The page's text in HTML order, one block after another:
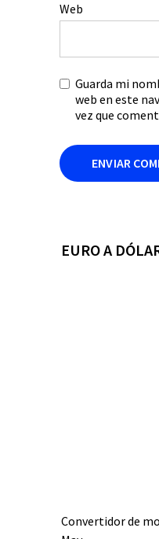
Web
Guarda mi
web en este
vez que
EURO A
Convertidor de